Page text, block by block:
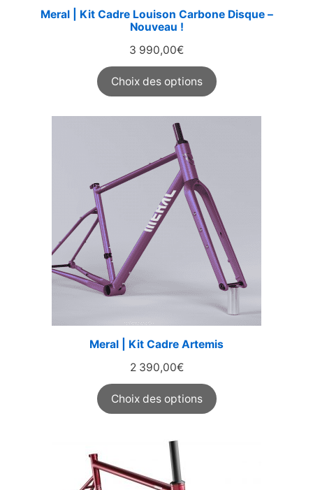
Meral | Kit Cadre Louison Carbone Disque –
Nouveau !
3 990,00€
Choix des options
Meral | Kit Cadre Artemis
2 390,00€
Choix des options